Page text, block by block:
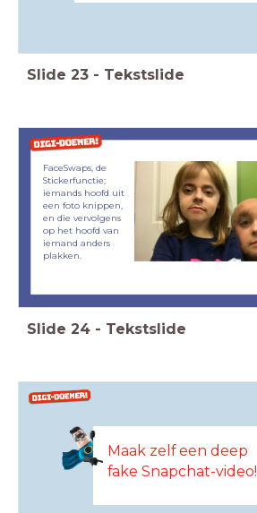
Slide 23 - Tekstslide
FaceSwaps, de
Stickerfunctie;
iemands hoofd uit
een foto knippen,
en die vervolgens
op het hoofd van
iemand anders
plakken.
Slide 24 - Tekstslide
Maak zelf een deep
fake Snapchat-video!